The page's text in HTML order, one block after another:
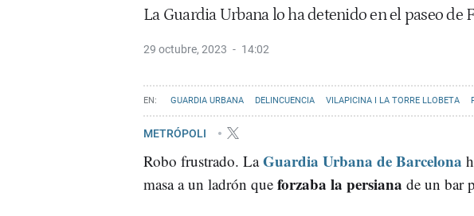
La Guardia Urbana lo ha detenido en el paseo de
29 octubre, 2023 14:02
GUARDIA URBANA DELINCUENCIA VILAPICINA I LA TORRE LLOBETA
METRÓPOLI
Robo frustrado. LaGuardia Urbana de Barcelona
masa a un ladrón que forzaba la persiana de un bar